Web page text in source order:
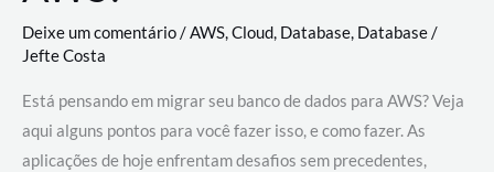
Deixe um comentário/AWS,Cloud, Database, Database/
Jefte Costa
Está pensando em migrar seu banco de dados para AWS? Veja
aqui alguns pontos para você fazer isso, e como fazer. As
aplicações de hoje enfrentam desafios sem precedentes,